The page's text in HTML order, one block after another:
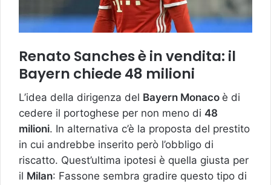
Renato Sanches è in vendita: il
Bayern chiede 48 milioni
L’idea della dirigenza del Bayern Monaco è di
cedere il portoghese per non meno di 48
milioni. In alternativa c’è la proposta del prestito
in cui andrebbe inserito però l’obbligo di
riscatto. Quest’ultima ipotesi è quella giusta per
il Milan: Fassone sembra gradire questo tipo di